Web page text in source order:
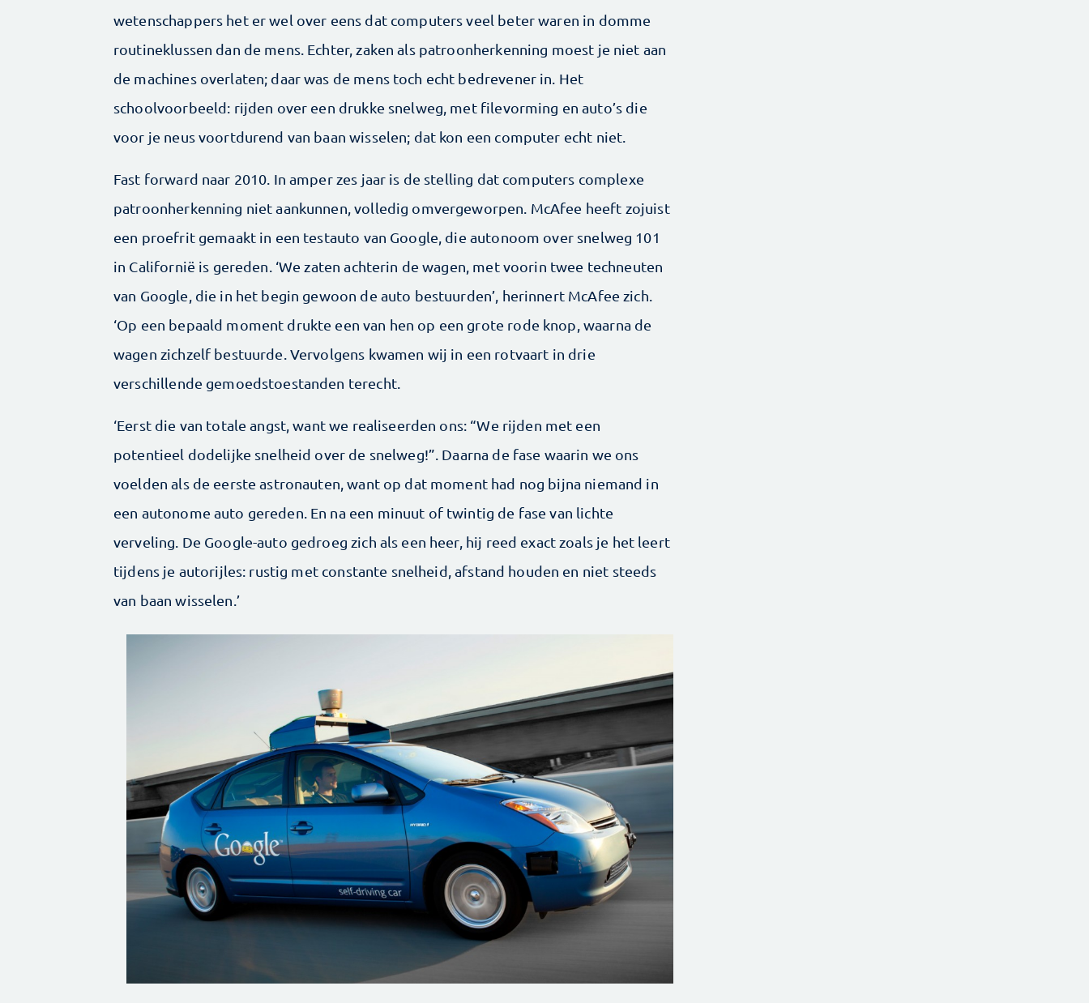
wetenschappers het er wel over eens dat computers veel beter waren in domme
routineklussen dan de mens. Echter, zaken als patroonherkenning moest je niet aan
de machines overlaten; daar was de mens toch echt bedrevener in. Het
schoolvoorbeeld: rijden over een drukke snelweg, met filevorming en auto’s die
voor je neus voortdurend van baan wisselen; dat kon een computer echt niet.
Fast forward naar 2010. In amper zes jaar is de stelling dat computers complexe
patroonherkenning niet aankunnen, volledig omvergeworpen. McAfee heeft zojuist
een proefrit gemaakt in een testauto van Google, die autonoom over snelweg 101
in Californië is gereden. ‘We zaten achterin de wagen, met voorin twee techneuten
van Google, die in het begin gewoon de auto bestuurden’, herinnert McAfee zich.
‘Op een bepaald moment drukte een van hen op een grote rode knop, waarna de
wagen zichzelf bestuurde. Vervolgens kwamen wij in een rotvaart in drie
verschillende gemoedstoestanden terecht.
‘Eerst die van totale angst, want we realiseerden ons: “We rijden met een
potentieel dodelijke snelheid over de snelweg!”. Daarna de fase waarin we ons
voelden als de eerste astronauten, want op dat moment had nog bijna niemand in
een autonome auto gereden. En na een minuut of twintig de fase van lichte
verveling. De Google-auto gedroeg zich als een heer, hij reed exact zoals je het leert
tijdens je autorijles: rustig met constante snelheid, afstand houden en niet steeds
van baan wisselen.’